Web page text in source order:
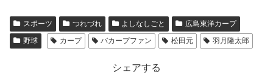
c
e
b
tt
er
ail e
スポーツ つれづれ よしなしごと
広島東洋カープ
野球
カープ バカープファン 松田元 羽月隆太郎
シェアする